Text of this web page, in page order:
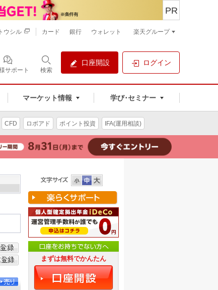
サポート 検索
口座開設 ログイン
マーケット情報 学び･セミナー
PR
ウシル カード 銀行 ウォレット 楽天グループ
CFD ロボアド ポイント投資 IFA(運用相談)
まずは無料でかんたん